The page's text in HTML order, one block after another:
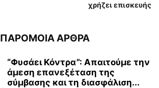
χρήζει επισκευής
ΠΑΡΟΜΟΙΑ ΑΡΘΡΑ
“Φυσάει Κόντρα”: Απαιτούμε την
άμεση επανεξέταση της
σύμβασης και τη διασφάλιση...